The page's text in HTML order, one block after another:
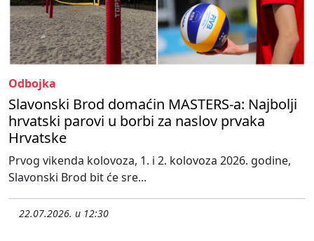
Odbojka
Slavonski Brod domaćin MASTERS-a: Najbolji
hrvatski parovi u borbi za naslov prvaka
Hrvatske
Prvog vikenda kolovoza, 1. i 2. kolovoza 2026. godine,
Slavonski Brod bit će sre...
22.07.2026. u 12:30